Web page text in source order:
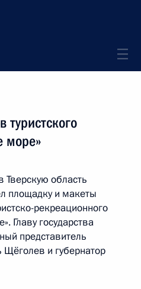
туристского
море»
Тверскую область
площадку и макеты
рекреационного
Главу государства
представитель
и губернатор